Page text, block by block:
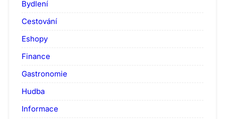
Bydlení
Cestování
Eshopy
Finance
Gastronomie
Hudba
Informace